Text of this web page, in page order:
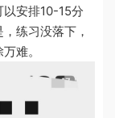
安排10-15分
练习没落下，
难。​